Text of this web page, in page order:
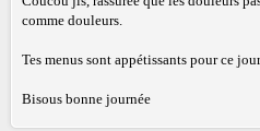
comme douleurs.
Tes menus sont appétissants pour ce
Bisous bonne journée